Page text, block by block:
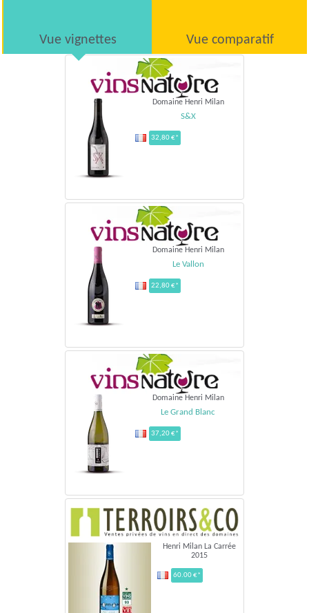
Vue vignettes Vue comparatif
Domaine Henri Milan
S&X
32,80 €*
Domaine Henri Milan
Le Vallon
22,80 €*
Domaine Henri Milan
Le Grand Blanc
37,20 €*
Henri Milan La Carrée
2015
60.00 €*